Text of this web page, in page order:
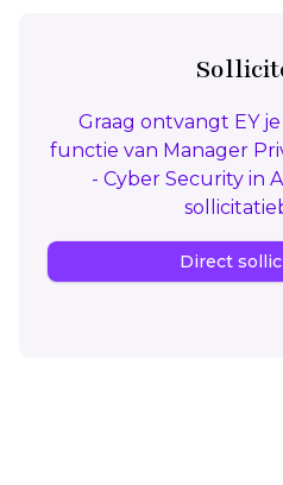
Graag ontvangt EY
functie van Manager
- Cyber Security in
Direct